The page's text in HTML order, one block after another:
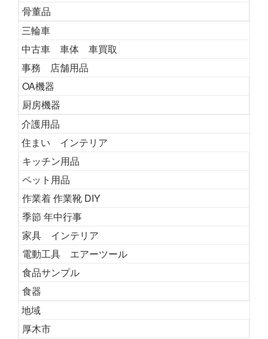
骨董品
三輪車
中古車 車体 車買取
事務 店舗用品
OA機器
厨房機器
介護用品
住まい インテリア
キッチン用品
ペット用品
作業着 作業靴 DIY
季節 年中行事
家具 インテリア
電動工具 エアーツール
食品サンプル
食器
地域
厚木市